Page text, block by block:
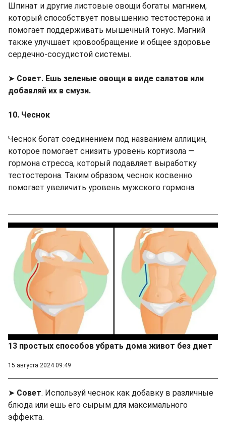
Шпинат и другие листовые овощи богаты магнием,
который способствует повышению тестостерона и
помогает поддерживать мышечный тонус. Магний
также улучшает кровообращение и общее здоровье
сердечно-сосудистой системы.
➤ Совет. Ешь зеленые овощи в виде салатов или
добавляй их в смузи.
10. Чеснок
Чеснок богат соединением под названием аллицин,
которое помогает снизить уровень кортизола —
гормона стресса, который подавляет выработку
тестостерона. Таким образом, чеснок косвенно
помогает увеличить уровень мужского гормона.
13 простых способов убрать дома живот без диет
15 августа 2024 09:49
➤ Совет. Используй чеснок как добавку в различные
блюда или ешь его сырым для максимального
эффекта.